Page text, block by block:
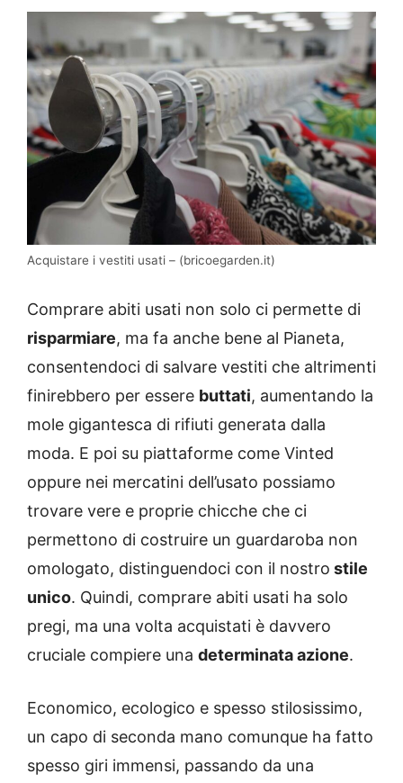
Acquistare i vestiti usati – (bricoegarden.it)
Comprare abiti usati non solo ci permette di
risparmiare, ma fa anche bene al Pianeta,
consentendoci di salvare vestiti che altrimenti
finirebbero per essere buttati, aumentando la
mole gigantesca di rifiuti generata dalla
moda. E poi su piattaforme come Vinted
oppure nei mercatini dell’usato possiamo
trovare vere e proprie chicche che ci
permettono di costruire un guardaroba non
omologato, distinguendoci con il nostro stile
unico. Quindi, comprare abiti usati ha solo
pregi, ma una volta acquistati è davvero
cruciale compiere una determinata azione.
Economico, ecologico e spesso stilosissimo,
un capo di seconda mano comunque ha fatto
spesso giri immensi, passando da una